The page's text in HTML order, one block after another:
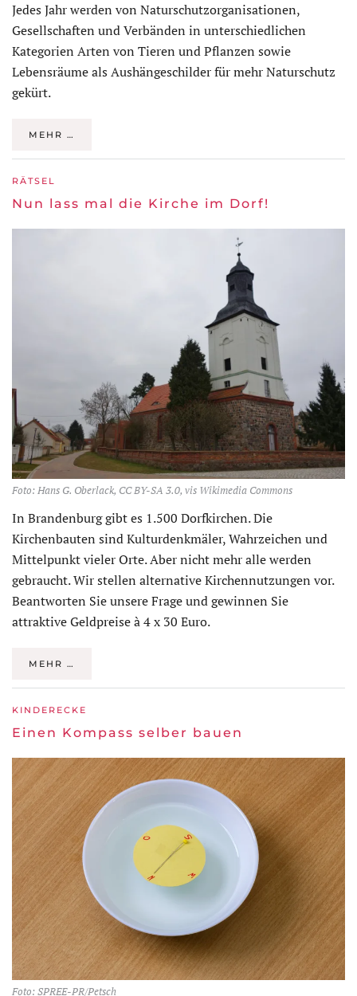
Jedes Jahr werden von Naturschutzorganisationen,
Gesellschaften und Verbänden in unterschiedlichen
Kategorien Arten von Tieren und Pflanzen sowie
Lebensräume als Aushängeschilder für mehr Naturschutz
gekürt.
MEHR …
RÄTSEL
Nun lass mal die Kirche im Dorf!
Foto: Hans G. Oberlack, CC BY-SA 3.0, vis Wikimedia Commons
In Brandenburg gibt es 1.500 Dorfkirchen. Die
Kirchenbauten sind Kulturdenkmäler, Wahrzeichen und
Mittelpunkt vieler Orte. Aber nicht mehr alle werden
gebraucht. Wir stellen alternative Kirchennutzungen vor.
Beantworten Sie unsere Frage und gewinnen Sie
attraktive Geldpreise à 4 x 30 Euro.
MEHR …
KINDERECKE
Einen Kompass selber bauen
Foto: SPREE-PR/Petsch